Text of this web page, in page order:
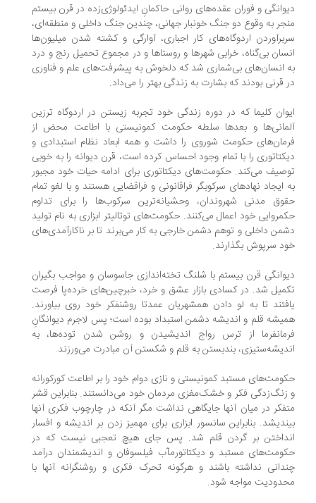
و فوران عقده‌های روانی حاکمانِ ایدئولوژی‌زده در قرن بیستم
به وقوع دو جنگ خونبار جهانی، چندین جنگ داخلی و منطقه‌ای،
اردوگاه‌های کار اجباری، آوارگی و کشته شدن میلیون‌ها
بی‌گناه، خرابی شهرها و روستاها و در مجموع تحمیل رنج و درد
انسان‌های بی‌شماری شد که دلخوش به پیشرفت‌های علم و فناوری
قرنی بودند که بشارت به زندگی بهتر را می‌داد.
کلیما که در دوره زندگی خود تجربه زیستن در اردوگاه ترزین
و بعدها سلطه حکومت کمونیستی با اطاعت محض از
حکومت شوروی را داشت و همه ابعاد نظام استبدادی و
را با تمام وجود احساس کرده است، قرن دیوانه را به خوبی
می‌کند. حکومت‌های دیکتاتوری برای ادامه حیات خود مجبور
ایجاد نهادهای سرکوبگر فراقانونی و فراقضایی هستند و با لغو تمام
مدنی شهروندان، وحشیانه‌ترین سرکوب‌ها را برای تداوم
خود اعمال می‌کنند. حکومت‌های توتالیتر ابزاری به نام تولید
داخلی و توهم دشمن خارجی به کار می‌برند تا بر ناکارآمدی‌های
سرپوش بگذارند.
قرن بیستم با شلنگ تخته‌اندازی جاسوسان و مواجب بگیران
‌شد. در کسادی بازار عشق و خرد، خبرچین‌های خرده‌پا فرصت
تا به لو دادن همشهریان عمدتا روشنفکر خود روی بیاورند.
قلم و اندیشه دشمن استبداد بوده است؛ پس لاجرم دیوانگانِ
از ترس رواج اندیشیدن و روشن شدن توده‌ها، به
بندبستن به قلم و شکستن آن مبادرت می‌ورزند.
مستبد کمونیستی و نازی دوام خود را بر اطاعت کورکورانه
فکر و خشک‌مغزی مردمان خود می‌دانستند. بنابراین قشر
در میان آنها جایگاهی نداشت مگر آنکه در چارچوب فکری آنها
بنابراین سانسور ابزاری برای مهمیز زدن بر اندیشه و افسار
بر گردن قلم شد. پس جای هیچ تعجبی نیست که در
مستبد و دیکتاتورمآب فیلسوفان و اندیشمندان درآمد
نداشته باشند و هرگونه تحرک فکری و روشنگرانه آنها با
مواجه شود.